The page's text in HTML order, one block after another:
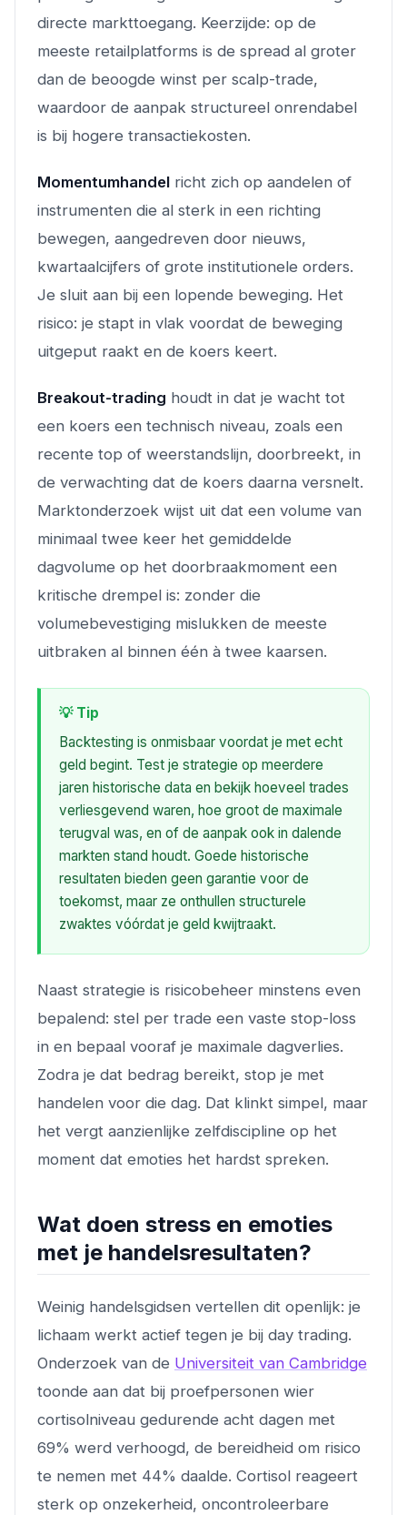
directe markttoegang. Keerzijde: op de
meeste retailplatforms is de spread al groter
dan de beoogde winst per scalp-trade,
waardoor de aanpak structureel onrendabel
is bij hogere transactiekosten.
Momentumhandel richt zich op aandelen of
instrumenten die al sterk in een richting
bewegen, aangedreven door nieuws,
kwartaalcijfers of grote institutionele orders.
Je sluit aan bij een lopende beweging. Het
risico: je stapt in vlak voordat de beweging
uitgeput raakt en de koers keert.
Breakout-trading houdt in dat je wacht tot
een koers een technisch niveau, zoals een
recente top of weerstandslijn, doorbreekt, in
de verwachting dat de koers daarna versnelt.
Marktonderzoek wijst uit dat een volume van
minimaal twee keer het gemiddelde
dagvolume op het doorbraakmoment een
kritische drempel is: zonder die
volumebevestiging mislukken de meeste
uitbraken al binnen één à twee kaarsen.
💡 Tip
Backtesting is onmisbaar voordat je met echt
geld begint. Test je strategie op meerdere
jaren historische data en bekijk hoeveel trades
verliesgevend waren, hoe groot de maximale
terugval was, en of de aanpak ook in dalende
markten stand houdt. Goede historische
resultaten bieden geen garantie voor de
toekomst, maar ze onthullen structurele
zwaktes vóórdat je geld kwijtraakt.
Naast strategie is risicobeheer minstens even
bepalend: stel per trade een vaste stop-loss
in en bepaal vooraf je maximale dagverlies.
Zodra je dat bedrag bereikt, stop je met
handelen voor die dag. Dat klinkt simpel, maar
het vergt aanzienlijke zelfdiscipline op het
moment dat emoties het hardst spreken.
Wat doen stress en emoties
met je handelsresultaten?
Weinig handelsgidsen vertellen dit openlijk: je
lichaam werkt actief tegen je bij day trading.
Onderzoek van de Universiteit van Cambridge
toonde aan dat bij proefpersonen wier
cortisolniveau gedurende acht dagen met
69% werd verhoogd, de bereidheid om risico
te nemen met 44% daalde. Cortisol reageert
sterk op onzekerheid, oncontroleerbare